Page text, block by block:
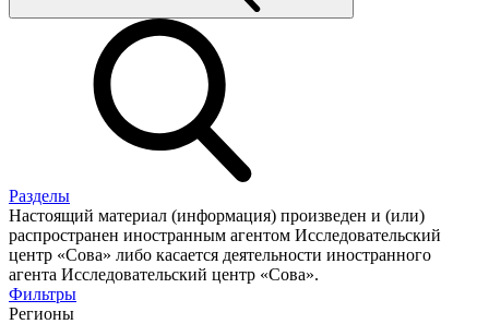
Разделы
Настоящий материал (информация) произведен и (или)
распространен иностранным агентом Исследовательский
центр «Сова» либо касается деятельности иностранного
агента Исследовательский центр «Сова».
Фильтры
Регионы